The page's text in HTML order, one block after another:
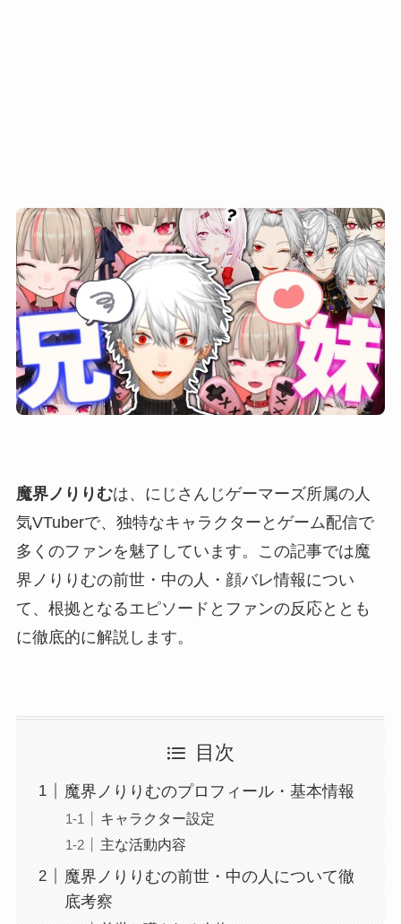
魔界ノりりむは、にじさんじゲーマーズ所属の人
気VTuberで、独特なキャラクターとゲーム配信で
多くのファンを魅了しています。この記事では魔
界ノりりむの前世・中の人・顔バレ情報につい
て、根拠となるエピソードとファンの反応ととも
に徹底的に解説します。
目次
魔界ノりりむのプロフィール・基本情報
キャラクター設定
主な活動内容
魔界ノりりむの前世・中の人について徹
底考察